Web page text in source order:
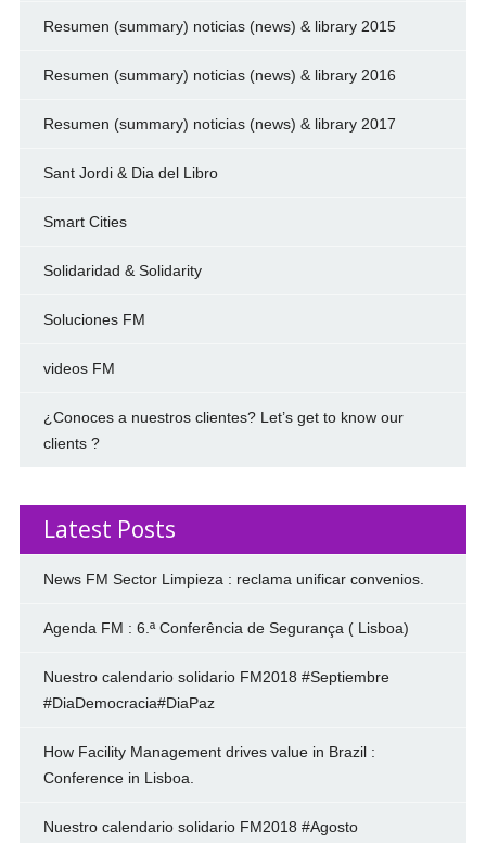
Resumen (summary) noticias (news) & library 2015
Resumen (summary) noticias (news) & library 2016
Resumen (summary) noticias (news) & library 2017
Sant Jordi & Dia del Libro
Smart Cities
Solidaridad & Solidarity
Soluciones FM
videos FM
¿Conoces a nuestros clientes? Let’s get to know our
clients ?
Latest Posts
News FM Sector Limpieza : reclama unificar convenios.
Agenda FM : 6.ª Conferência de Segurança ( Lisboa)
Nuestro calendario solidario FM2018 #Septiembre
#DiaDemocracia#DiaPaz
How Facility Management drives value in Brazil :
Conference in Lisboa.
Nuestro calendario solidario FM2018 #Agosto